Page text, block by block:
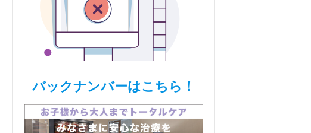
バックナンバーはこちら！